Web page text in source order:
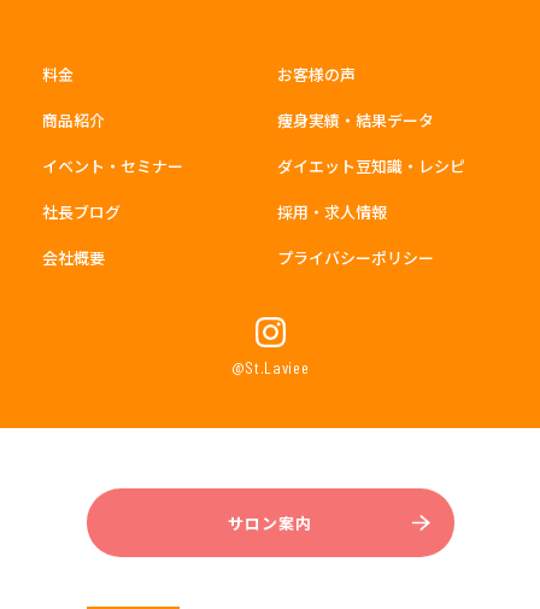
料金
お客様の声
商品紹介
痩身実績・結果データ
イベント・セミナー
ダイエット豆知識・レシピ
社長ブログ
採用・求人情報
会社概要
プライバシーポリシー
@St.Laviee
サロン案内